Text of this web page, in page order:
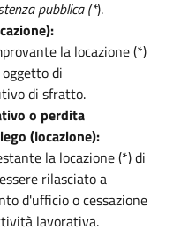
pubblica (*).
la locazione (*)
di
di sfratto.
o perdita
(locazione):
la locazione (*) di
rilasciato a
d'ufficio o cessazione
lavorativa.